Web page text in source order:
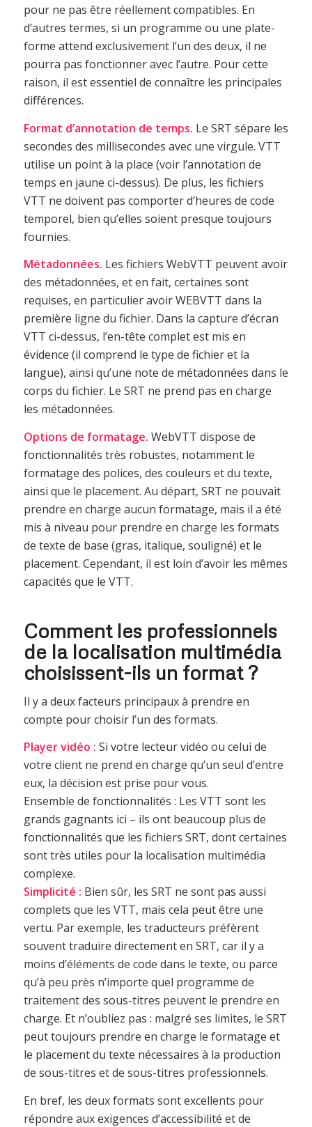
pour ne pas être réellement compatibles. En
d’autres termes, si un programme ou une plate-
forme attend exclusivement l’un des deux, il ne
pourra pas fonctionner avec l’autre. Pour cette
raison, il est essentiel de connaître les principales
différences.
Format d’annotation de temps. Le SRT sépare les
secondes des millisecondes avec une virgule. VTT
utilise un point à la place (voir l’annotation de
temps en jaune ci-dessus). De plus, les fichiers
VTT ne doivent pas comporter d’heures de code
temporel, bien qu’elles soient presque toujours
fournies.
Métadonnées. Les fichiers WebVTT peuvent avoir
des métadonnées, et en fait, certaines sont
requises, en particulier avoir WEBVTT dans la
première ligne du fichier. Dans la capture d’écran
VTT ci-dessus, l’en-tête complet est mis en
évidence (il comprend le type de fichier et la
langue), ainsi qu’une note de métadonnées dans le
corps du fichier. Le SRT ne prend pas en charge
les métadonnées.
Options de formatage. WebVTT dispose de
fonctionnalités très robustes, notamment le
formatage des polices, des couleurs et du texte,
ainsi que le placement. Au départ, SRT ne pouvait
prendre en charge aucun formatage, mais il a été
mis à niveau pour prendre en charge les formats
de texte de base (gras, italique, souligné) et le
placement. Cependant, il est loin d’avoir les mêmes
capacités que le VTT.
Comment les professionnels
de la localisation multimédia
choisissent-ils un format ?
Il y a deux facteurs principaux à prendre en
compte pour choisir l’un des formats.
Player vidéo : Si votre lecteur vidéo ou celui de
votre client ne prend en charge qu’un seul d’entre
eux, la décision est prise pour vous.
Ensemble de fonctionnalités : Les VTT sont les
grands gagnants ici – ils ont beaucoup plus de
fonctionnalités que les fichiers SRT, dont certaines
sont très utiles pour la localisation multimédia
complexe.
Simplicité : Bien sûr, les SRT ne sont pas aussi
complets que les VTT, mais cela peut être une
vertu. Par exemple, les traducteurs préfèrent
souvent traduire directement en SRT, car il y a
moins d’éléments de code dans le texte, ou parce
qu’à peu près n’importe quel programme de
traitement des sous-titres peuvent le prendre en
charge. Et n’oubliez pas : malgré ses limites, le SRT
peut toujours prendre en charge le formatage et
le placement du texte nécessaires à la production
de sous-titres et de sous-titres professionnels.
En bref, les deux formats sont excellents pour
répondre aux exigences d’accessibilité et de